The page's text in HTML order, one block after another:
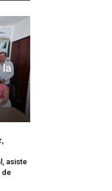
la
asiste
de